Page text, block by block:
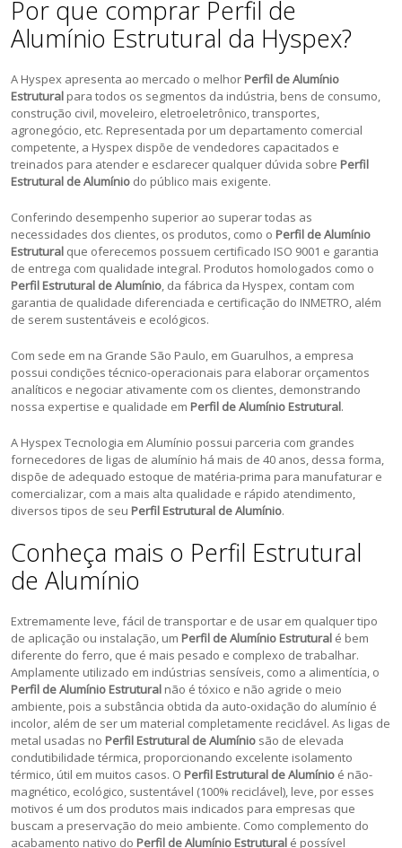
Por que comprar Perfil de
Alumínio Estrutural da Hyspex?
A Hyspex apresenta ao mercado o melhor Perfil de Alumínio
Estrutural para todos os segmentos da indústria, bens de consumo,
construção civil, moveleiro, eletroeletrônico, transportes,
agronegócio, etc. Representada por um departamento comercial
competente, a Hyspex dispõe de vendedores capacitados e
treinados para atender e esclarecer qualquer dúvida sobre Perfil
Estrutural de Alumínio do público mais exigente.
Conferindo desempenho superior ao superar todas as
necessidades dos clientes, os produtos, como o Perfil de Alumínio
Estrutural que oferecemos possuem certificado ISO 9001 e garantia
de entrega com qualidade integral. Produtos homologados como o
Perfil Estrutural de Alumínio, da fábrica da Hyspex, contam com
garantia de qualidade diferenciada e certificação do INMETRO, além
de serem sustentáveis e ecológicos.
Com sede em na Grande São Paulo, em Guarulhos, a empresa
possui condições técnico-operacionais para elaborar orçamentos
analíticos e negociar ativamente com os clientes, demonstrando
nossa expertise e qualidade em Perfil de Alumínio Estrutural.
A Hyspex Tecnologia em Alumínio possui parceria com grandes
fornecedores de ligas de alumínio há mais de 40 anos, dessa forma,
dispõe de adequado estoque de matéria-prima para manufaturar e
comercializar, com a mais alta qualidade e rápido atendimento,
diversos tipos de seu Perfil Estrutural de Alumínio.
Conheça mais o Perfil Estrutural
de Alumínio
Extremamente leve, fácil de transportar e de usar em qualquer tipo
de aplicação ou instalação, um Perfil de Alumínio Estrutural é bem
diferente do ferro, que é mais pesado e complexo de trabalhar.
Amplamente utilizado em indústrias sensíveis, como a alimentícia, o
Perfil de Alumínio Estrutural não é tóxico e não agride o meio
ambiente, pois a substância obtida da auto-oxidação do alumínio é
incolor, além de ser um material completamente reciclável. As ligas de
metal usadas no Perfil Estrutural de Alumínio são de elevada
condutibilidade térmica, proporcionando excelente isolamento
térmico, útil em muitos casos. O Perfil Estrutural de Alumínio é não-
magnético, ecológico, sustentável (100% reciclável), leve, por esses
motivos é um dos produtos mais indicados para empresas que
buscam a preservação do meio ambiente. Como complemento do
acabamento nativo do Perfil de Alumínio Estrutural é possível